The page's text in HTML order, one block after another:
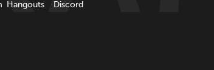
Hangouts Discord